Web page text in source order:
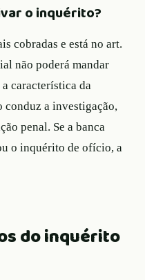
o inquérito?
cobradas e está no art.
não poderá mandar
característica da
a investigação,
penal. Se a banca
o inquérito de ofício, a
do inquérito